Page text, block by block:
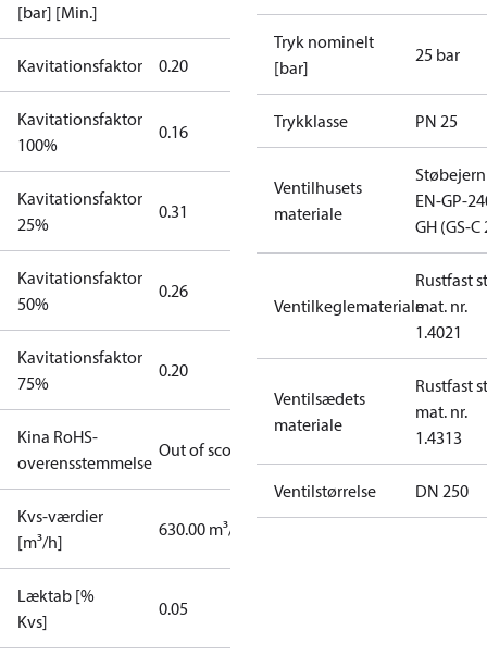
[bar] [Min.]
Kavitationsfaktor 0.20
Kavitationsfaktor
100%
0.16
Kavitationsfaktor
25%
0.31
Kavitationsfaktor
50%
0.26
Kavitationsfaktor
75%
0.20
Kina RoHS-
overensstemmelse
Out of scope
Kvs-værdier
[m³/h]
630.00 m³/h
Læktab [%
Kvs]
0.05
Tryk nominelt
[bar]
25 bar
Trykklasse PN 25
Ventilhusets
materiale
Støbejern
EN-GP-
GH (GS-C
Ventilkeglemateriale
Rustfast
mat. nr.
1.4021
Ventilsædets
materiale
Rustfast
mat. nr.
1.4313
Ventilstørrelse DN 250